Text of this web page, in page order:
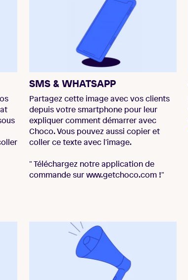
SMS & WHATSAPP
Partagez cette image avec vos clients
depuis votre smartphone pour leur
expliquer comment démarrer avec
Choco. Vous pouvez aussi copier et
coller ce texte avec l'image.
" Téléchargez notre application de
commande surwww.getchoco.com !"